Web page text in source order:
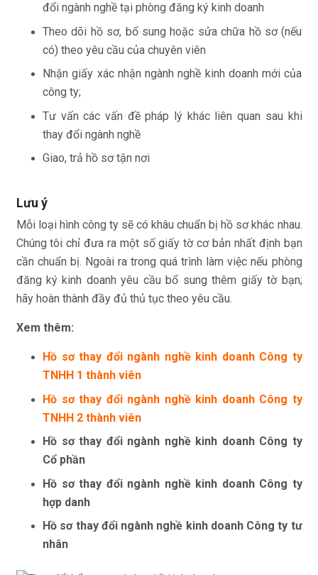
đổi ngành nghề tại phòng đăng ký kinh doanh
Theo dõi hồ sơ, bổ sung hoặc sửa chữa hồ sơ (nếu
có) theo yêu cầu của chuyên viên
Nhận giấy xác nhận ngành nghề kinh doanh mới của
công ty;
Tư vấn các vấn đề pháp lý khác liên quan sau khi
thay đổi ngành nghề
Giao, trả hồ sơ tận nơi
Lưu ý
Mỗi loại hình công ty sẽ có khâu chuẩn bị hồ sơ khác nhau.
Chúng tôi chỉ đưa ra một số giấy tờ cơ bản nhất định bạn
cần chuẩn bị. Ngoài ra trong quá trình làm việc nếu phòng
đăng ký kinh doanh yêu cầu bổ sung thêm giấy tờ bạn;
hãy hoàn thành đầy đủ thủ tục theo yêu cầu.
Xem thêm:
Hồ sơ thay đổi ngành nghề kinh doanh Công ty
TNHH 1 thành viên
Hồ sơ thay đổi ngành nghề kinh doanh Công ty
TNHH 2 thành viên
Hồ sơ thay đổi ngành nghề kinh doanh Công ty
Cổ phần
Hồ sơ thay đổi ngành nghề kinh doanh Công ty
hợp danh
Hồ sơ thay đổi ngành nghề kinh doanh Công ty tư
nhân